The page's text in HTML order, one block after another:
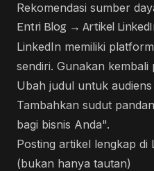
Rekomendasi sumber
Entri Blog → Artikel
LinkedIn memiliki
sendiri. Gunakan
Ubah judul untuk
Tambahkan sudut
bagi bisnis Anda".
Posting artikel lengkap di
(bukan hanya tautan)